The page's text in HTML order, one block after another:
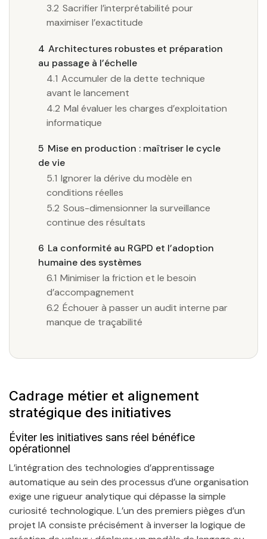
3.2 Sacrifier l’interprétabilité pour
maximiser l’exactitude
4 Architectures robustes et préparation
au passage à l’échelle
4.1 Accumuler de la dette technique
avant le lancement
4.2 Mal évaluer les charges d’exploitation
informatique
5 Mise en production : maîtriser le cycle
de vie
5.1 Ignorer la dérive du modèle en
conditions réelles
5.2 Sous-dimensionner la surveillance
continue des résultats
6 La conformité au RGPD et l’adoption
humaine des systèmes
6.1 Minimiser la friction et le besoin
d’accompagnement
6.2 Échouer à passer un audit interne par
manque de traçabilité
Cadrage métier et alignement
stratégique des initiatives
Éviter les initiatives sans réel bénéfice
opérationnel
L’intégration des technologies d’apprentissage
automatique au sein des processus d’une organisation
exige une rigueur analytique qui dépasse la simple
curiosité technologique. L’un des premiers pièges d’un
projet IA consiste précisément à inverser la logique de